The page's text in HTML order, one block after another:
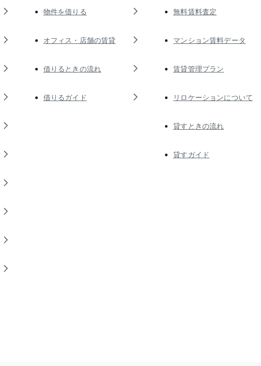
物件を借りる
オフィス・店舗の賃貸
借りるときの流れ
借りるガイド
無料賃料査定
マンション賃料データ
賃貸管理プラン
リロケーションについて
貸すときの流れ
貸すガイド